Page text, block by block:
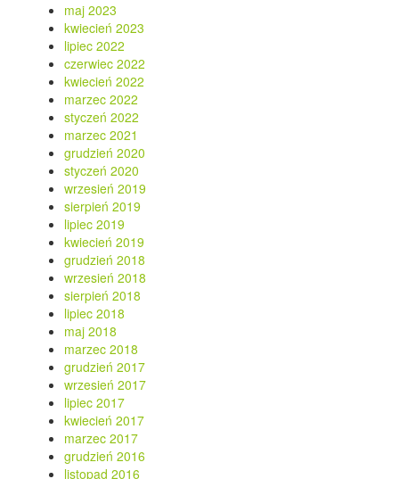
maj 2023
kwiecień 2023
lipiec 2022
czerwiec 2022
kwiecień 2022
marzec 2022
styczeń 2022
marzec 2021
grudzień 2020
styczeń 2020
wrzesień 2019
sierpień 2019
lipiec 2019
kwiecień 2019
grudzień 2018
wrzesień 2018
sierpień 2018
lipiec 2018
maj 2018
marzec 2018
grudzień 2017
wrzesień 2017
lipiec 2017
kwiecień 2017
marzec 2017
grudzień 2016
listopad 2016